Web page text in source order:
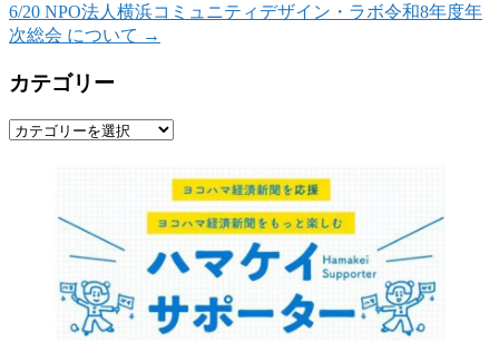
6/20 NPO法人横浜コミュニティデザイン・ラボ令和8年度年
次総会 について →
カテゴリー
カ